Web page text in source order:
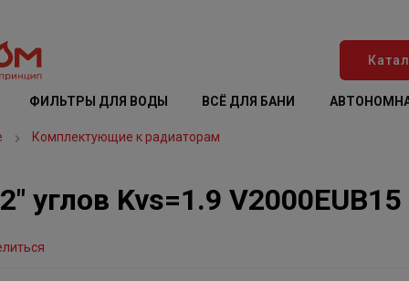
ФИЛЬТРЫ ДЛЯ ВОДЫ ВСЁ ДЛЯ БАНИ
Комплектующие к радиаторам
углов Kvs=1.9 V2000EUB15